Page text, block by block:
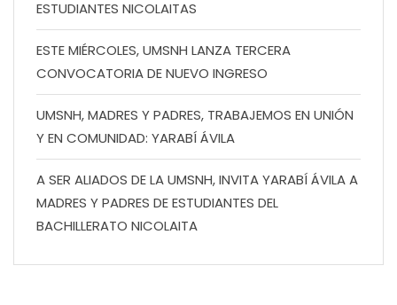
ESTUDIANTES NICOLAITAS
ESTE MIÉRCOLES, UMSNH LANZA TERCERA
CONVOCATORIA DE NUEVO INGRESO
UMSNH, MADRES Y PADRES, TRABAJEMOS EN UNIÓN
Y EN COMUNIDAD: YARABÍ ÁVILA
A SER ALIADOS DE LA UMSNH, INVITA YARABÍ ÁVILA A
MADRES Y PADRES DE ESTUDIANTES DEL
BACHILLERATO NICOLAITA